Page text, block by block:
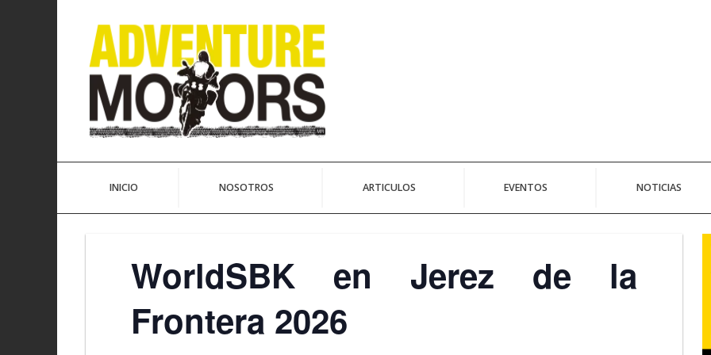
INICIO NOSOTROS ARTICULOS EVENTOS NOTICIAS
WorldSBK en Jerez de la
Frontera 2026